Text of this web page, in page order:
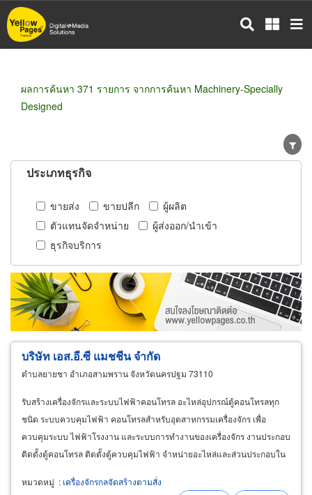
ข้าม
ไป
ผลการค้นหา 371 รายการ จากการค้นหา Machinery-Specially
Designed
ประเภทธุรกิจ
ขายส่ง ขายปลีก
ผู้ผลิต
ตัวแทนจัดจำหน่าย
ผู้ส่งออก/นำเข้า
ธุรกิจบริการ
บริษัท เอส.อี.ซี แมชชีน จำกัด
ตำบลยายชา อำเภอสามพราน จังหวัดนครปฐม 73110
รับสร้างเครื่องจักรและระบบไฟฟ้าคอนโทรล อะไหล่อุปกรณ์ตู้คอนโทรลทุก
ชนิด ระบบควบคุมไฟฟ้า คอนโทรลสำหรับอุตสาหกรรมเครื่องจักร เพื่อ
ควบคุมระบบ ไฟฟ้าโรงงาน และระบบการทำงานของเครื่องจักร งานประกอบ
ติดตั้งตู้คอนโทรล ติดตั้งตู้ควบคุมไฟฟ้า จำหน่ายอะไหล่และส่วนประกอบใน
ไฟฟ้าทุกชนิด
หมวดหมู่ : เครื่องจักรกลจัดสร้างตามสั่ง